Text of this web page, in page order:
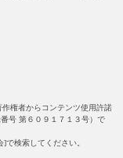
権者からコンテンツ使用許諾
号 第６０９１７１３号）で
で検索してください。